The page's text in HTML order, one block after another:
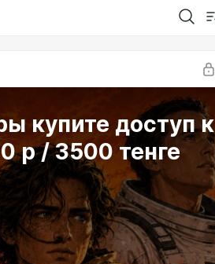
купите доступ к
р / 3500 тенге